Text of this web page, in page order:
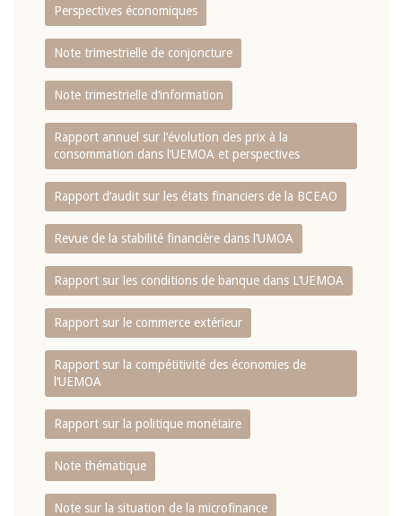
Perspectives économiques
Note trimestrielle de conjoncture
Note trimestrielle d‘information
Rapport annuel sur l‘évolution des prix à la
consommation dans l‘UEMOA et perspectives
Rapport d‘audit sur les états financiers de la BCEAO
Revue de la stabilité financière dans l‘UMOA
Rapport sur les conditions de banque dans L‘UEMOA
Rapport sur le commerce extérieur
Rapport sur la compétitivité des économies de
l‘UEMOA
Rapport sur la politique monétaire
Note thématique
Note sur la situation de la microfinance